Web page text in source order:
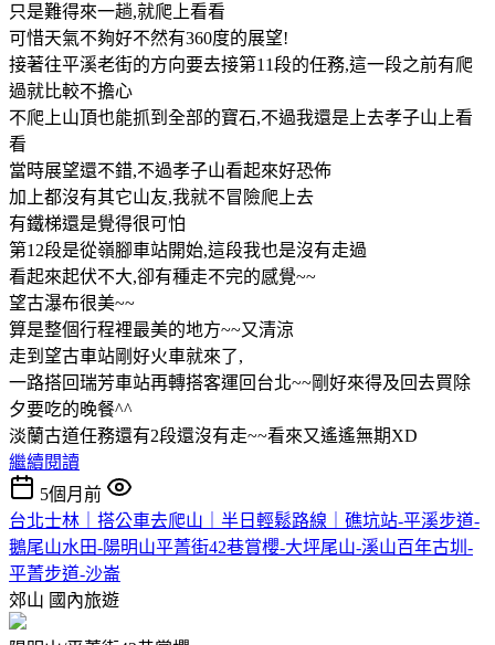
只是難得來一趟,就爬上看看
可惜天氣不夠好不然有360度的展望!
接著往平溪老街的方向要去接第11段的任務,這一段之前有爬
過就比較不擔心
不爬上山頂也能抓到全部的寶石,不過我還是上去孝子山上看
看
當時展望還不錯,不過孝子山看起來好恐佈
加上都沒有其它山友,我就不冒險爬上去
有鐵梯還是覺得很可怕
第12段是從嶺腳車站開始,這段我也是沒有走過
看起來起伏不大,卻有種走不完的感覺~~
望古瀑布很美~~
算是整個行程裡最美的地方~~又清涼
走到望古車站剛好火車就來了,
一路搭回瑞芳車站再轉搭客運回台北~~剛好來得及回去買除
夕要吃的晚餐^^
淡蘭古道任務還有2段還沒有走~~看來又遙遙無期XD
繼續閱讀
5個月前
台北士林｜搭公車去爬山｜半日輕鬆路線｜礁坑站-平溪步道-
鵝尾山水田-陽明山平菁街42巷賞櫻-大坪尾山-溪山百年古圳-
平菁步道-沙崙
郊山 國內旅遊